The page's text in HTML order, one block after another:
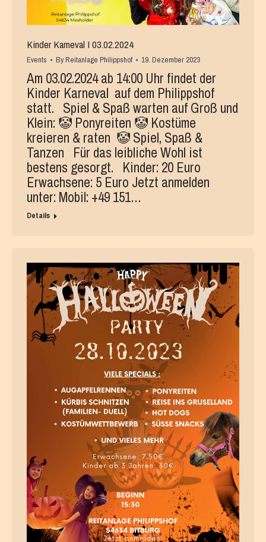
Kinder Karneval I 03.02.2024
Events ByReitanlage Philippshof 19. Dezember 2023
Am 03.02.2024 ab 14:00 Uhr findet der
Kinder Karneval auf dem Philippshof
statt. Spiel & Spaß warten auf Groß und
Klein: 🤡 Ponyreiten 🤡 Kostüme
kreieren & raten 🤡 Spiel, Spaß &
Tanzen Für das leibliche Wohl ist
bestens gesorgt. Kinder: 20 Euro
Erwachsene: 5 Euro Jetzt anmelden
unter: Mobil: +49 151…
Details